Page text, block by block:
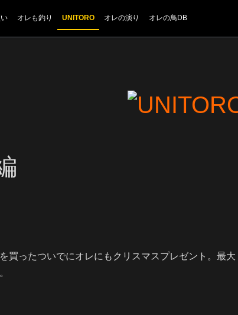
オレも釣り UNITORO オレの演り オレの鳥DB
買ったついでにオレにもクリスマスプレゼント。最大